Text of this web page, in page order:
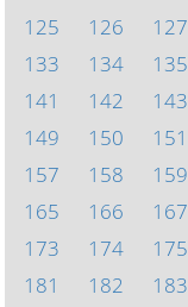
125
126 127
133
134 135
141
142 143
149
150 151
157
158 159
165
166 167
173
174 175
181
182 183